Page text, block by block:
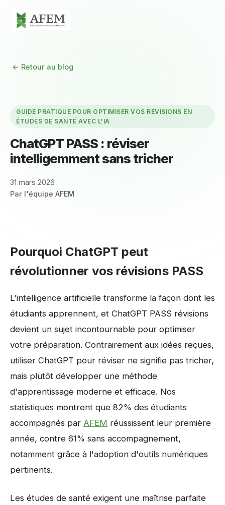
← Retour au blog
GUIDE PRATIQUE POUR OPTIMISER VOS RÉVISIONS EN
ÉTUDES DE SANTÉ AVEC L'IA
ChatGPT PASS : réviser
intelligemment sans tricher
31 mars 2026
Par l'équipe AFEM
Pourquoi ChatGPT peut
révolutionner vos révisions PASS
L'intelligence artificielle transforme la façon dont les
étudiants apprennent, et ChatGPT PASS révisions
devient un sujet incontournable pour optimiser
votre préparation. Contrairement aux idées reçues,
utiliser ChatGPT pour réviser ne signifie pas tricher,
mais plutôt développer une méthode
d'apprentissage moderne et efficace. Nos
statistiques montrent que 82% des étudiants
accompagnés par AFEM réussissent leur première
année, contre 61% sans accompagnement,
notamment grâce à l'adoption d'outils numériques
pertinents.
Les études de santé exigent une maîtrise parfaite